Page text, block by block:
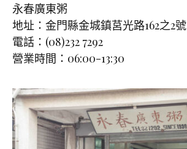
永春廣東粥
地址：金門縣金城鎮莒光路162之2號
電話：(08)232 7292
營業時間：06:00-13:30